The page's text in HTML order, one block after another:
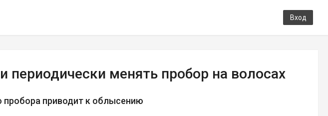
Вход
периодически менять пробор на волосах
приводит к облысению